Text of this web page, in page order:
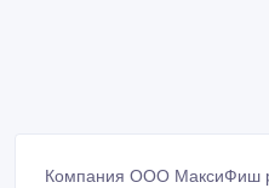
Компания ООО МаксиФиш